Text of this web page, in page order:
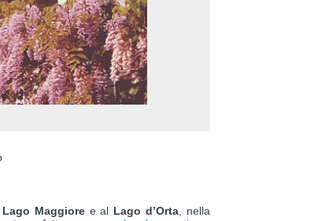
Lago Maggioree al Lago d’Orta , nella